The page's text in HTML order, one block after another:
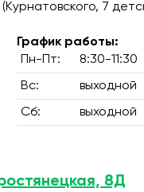
7
График работы:
Пн-Пт:
8:30-11:30
Вс: выходной
Сб: выходной
8Д